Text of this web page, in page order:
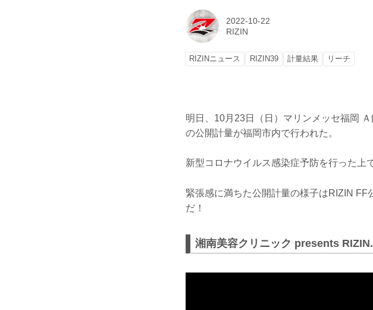
2022-10-22
RIZIN
RIZINニュース RIZIN39 計量結果 リーチ
明日、10月23日（日）マリンメッセ福岡
の公開計量が福岡市内で行われた。
新型コロナウイルス感染症予防を行った上
緊張感に満ちた公開計量の様子はRIZIN
だ！
湘南美容クリニック presents